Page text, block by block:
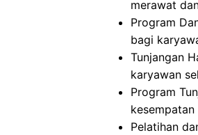
merawat
Program
bagi
Tunjangan
karyawan
Program
Pelatihan